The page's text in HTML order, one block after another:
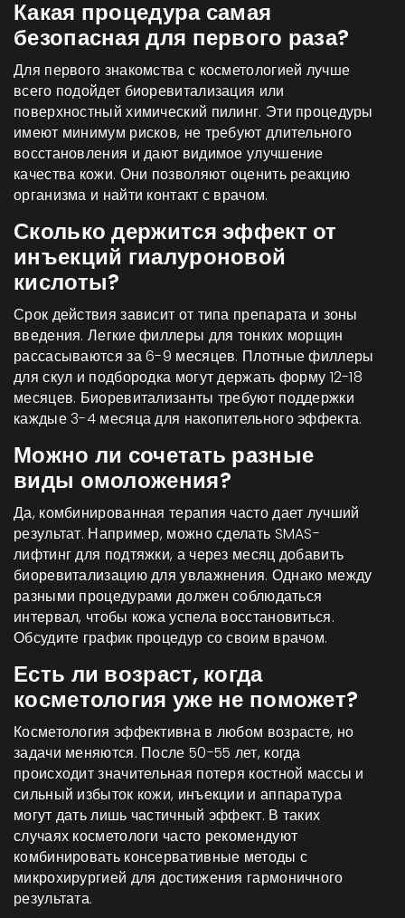
Какая процедура самая
безопасная для первого раза?
Для первого знакомства с косметологией лучше
всего подойдет биоревитализация или
поверхностный химический пилинг. Эти процедуры
имеют минимум рисков, не требуют длительного
восстановления и дают видимое улучшение
качества кожи. Они позволяют оценить реакцию
организма и найти контакт с врачом.
Сколько держится эффект от
инъекций гиалуроновой
кислоты?
Срок действия зависит от типа препарата и зоны
введения. Легкие филлеры для тонких морщин
рассасываются за 6-9 месяцев. Плотные филлеры
для скул и подбородка могут держать форму 12-18
месяцев. Биоревитализанты требуют поддержки
каждые 3-4 месяца для накопительного эффекта.
Можно ли сочетать разные
виды омоложения?
Да, комбинированная терапия часто дает лучший
результат. Например, можно сделать SMAS-
лифтинг для подтяжки, а через месяц добавить
биоревитализацию для увлажнения. Однако между
разными процедурами должен соблюдаться
интервал, чтобы кожа успела восстановиться.
Обсудите график процедур со своим врачом.
Есть ли возраст, когда
косметология уже не поможет?
Косметология эффективна в любом возрасте, но
задачи меняются. После 50-55 лет, когда
происходит значительная потеря костной массы и
сильный избыток кожи, инъекции и аппаратура
могут дать лишь частичный эффект. В таких
случаях косметологи часто рекомендуют
комбинировать консервативные методы с
микрохирургией для достижения гармоничного
результата.